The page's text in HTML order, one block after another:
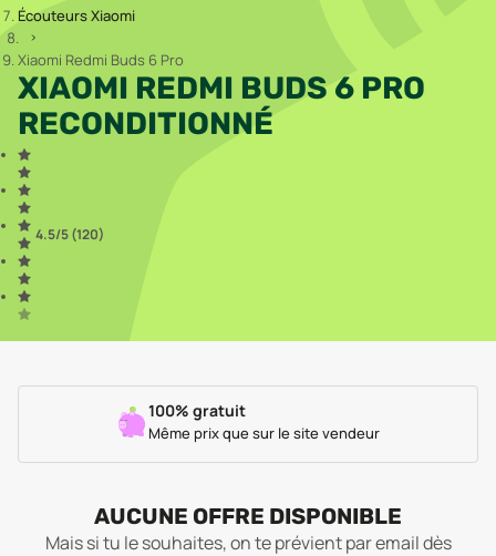
Écouteurs Xiaomi
Xiaomi Redmi Buds 6 Pro
XIAOMI REDMI BUDS 6 PRO
RECONDITIONNÉ
4.5/5 (120)
100% gratuit
Même prix que sur le site vendeur
AUCUNE OFFRE DISPONIBLE
Mais si tu le souhaites, on te prévient par email dès